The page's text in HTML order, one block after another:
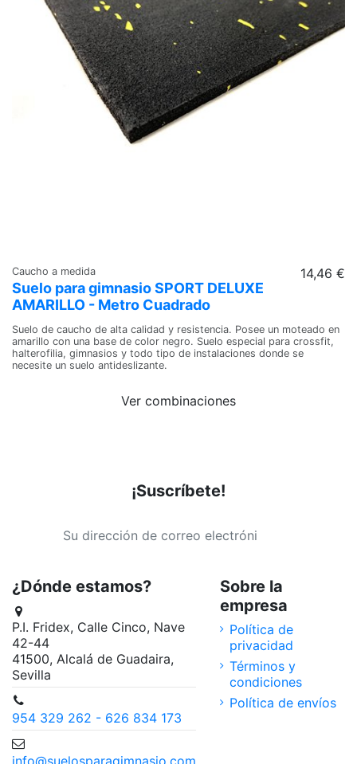
Caucho a medida
Suelo para gimnasio SPORT DELUXE
AMARILLO - Metro Cuadrado
14,46 €
Suelo de caucho de alta calidad y resistencia. Posee un moteado en
amarillo con una base de color negro. Suelo especial para crossfit,
halterofilia, gimnasios y todo tipo de instalaciones donde se
necesite un suelo antideslizante.
Ver combinaciones
¡Suscríbete!
¿Dónde estamos?
P.I. Fridex, Calle Cinco, Nave
42-44
41500, Alcalá de Guadaira,
Sevilla
954 329 262 - 626 834 173
info@suelosparagimnasio.com
Sobre la
empresa
Política de
privacidad
Términos y
condiciones
Política de envíos